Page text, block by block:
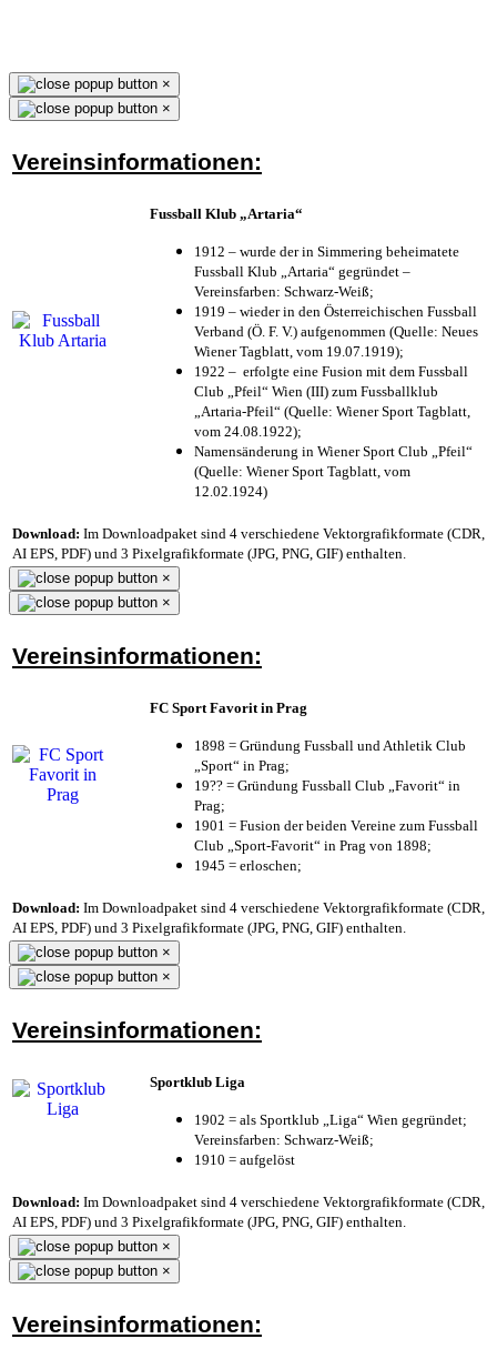
×
×
Vereinsinformationen:
Fussball Klub „Artaria“
1912 – wurde der in Simmering beheimatete
Fussball Klub „Artaria“ gegründet –
Vereinsfarben: Schwarz-Weiß;
1919 – wieder in den Österreichischen Fussball
Verband (Ö. F. V.) aufgenommen (Quelle: Neues
Wiener Tagblatt, vom 19.07.1919);
1922 – erfolgte eine Fusion mit dem Fussball
Club „Pfeil“ Wien (III) zum Fussballklub
„Artaria-Pfeil“ (Quelle: Wiener Sport Tagblatt,
vom 24.08.1922);
Namensänderung in Wiener Sport Club „Pfeil“
(Quelle: Wiener Sport Tagblatt, vom
12.02.1924)
Download: Im Downloadpaket sind 4 verschiedene Vektorgrafikformate (CDR,
AI EPS, PDF) und 3 Pixelgrafikformate (JPG, PNG, GIF) enthalten.
×
×
Vereinsinformationen:
FC Sport Favorit in Prag
1898 = Gründung Fussball und Athletik Club
„Sport“ in Prag;
19?? = Gründung Fussball Club „Favorit“ in
Prag;
1901 = Fusion der beiden Vereine zum Fussball
Club „Sport-Favorit“ in Prag von 1898;
1945 = erloschen;
Download: Im Downloadpaket sind 4 verschiedene Vektorgrafikformate (CDR,
AI EPS, PDF) und 3 Pixelgrafikformate (JPG, PNG, GIF) enthalten.
×
×
Vereinsinformationen:
Sportklub Liga
1902 = als Sportklub „Liga“ Wien gegründet;
Vereinsfarben: Schwarz-Weiß;
1910 = aufgelöst
Download: Im Downloadpaket sind 4 verschiedene Vektorgrafikformate (CDR,
AI EPS, PDF) und 3 Pixelgrafikformate (JPG, PNG, GIF) enthalten.
×
×
Vereinsinformationen: